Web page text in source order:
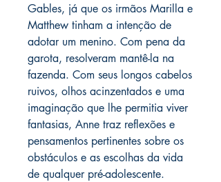
Gables, já que os irmãos Marilla e
Matthew tinham a intenção de
adotar um menino. Com pena da
garota, resolveram mantê-la na
fazenda. Com seus longos cabelos
ruivos, olhos acinzentados e uma
imaginação que lhe permitia viver
fantasias, Anne traz reflexões e
pensamentos pertinentes sobre os
obstáculos e as escolhas da vida
de qualquer pré-adolescente.